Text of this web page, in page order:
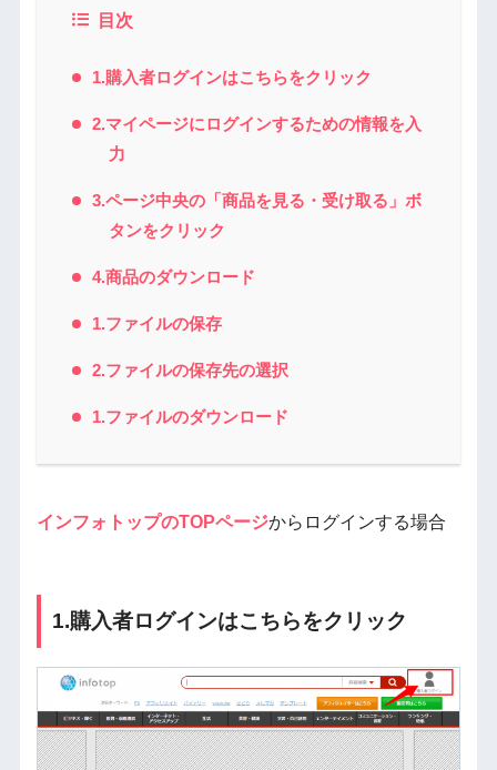
目次
1.購入者ログインはこちらをクリック
2.マイページにログインするための情報を入
力
3.ページ中央の「商品を見る・受け取る」ボ
タンをクリック
4.商品のダウンロード
1.ファイルの保存
2.ファイルの保存先の選択
1.ファイルのダウンロード
インフォトップのTOPページからログインする場合
1.購入者ログインはこちらをクリック